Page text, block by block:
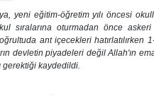
yeni eğitim-öğretim yılı öncesi
sıralarına oturmadan önce
ant içecekleri hatırlatılırken
devletin piyadeleri değil Allah'ın
gerektiği kaydedildi.